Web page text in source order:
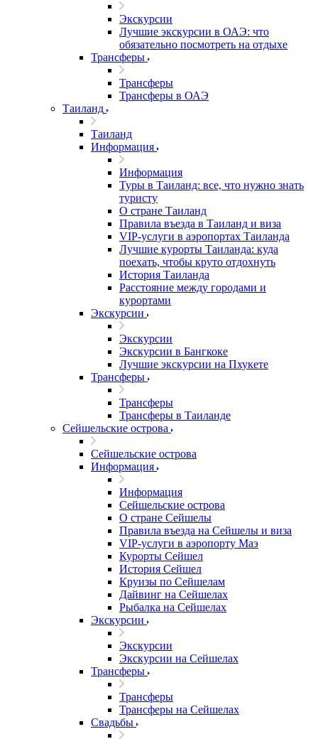
Экскурсии
Лучшие экскурсии в ОАЭ: что
обязательно посмотреть на отдыхе
Трансферы
Трансферы
Трансферы в ОАЭ
Таиланд
Таиланд
Информация
Информация
Туры в Таиланд: все, что нужно знать
туристу
О стране Таиланд
Правила въезда в Таиланд и виза
VIP-услуги в аэропортах Таиланда
Лучшие курорты Таиланда: куда
поехать, чтобы круто отдохнуть
История Таиланда
Расстояние между городами и
курортами
Экскурсии
Экскурсии
Экскурсии в Бангкоке
Лучшие экскурсии на Пхукете
Трансферы
Трансферы
Трансферы в Таиланде
Сейшельские острова
Сейшельские острова
Информация
Информация
Сейшельские острова
О стране Сейшелы
Правила въезда на Сейшелы и виза
VIP-услуги в аэропорту Маэ
Курорты Сейшел
История Сейшел
Круизы по Сейшелам
Дайвинг на Сейшелах
Рыбалка на Сейшелах
Экскурсии
Экскурсии
Экскурсии на Сейшелах
Трансферы
Трансферы
Трансферы на Сейшелах
Свадьбы